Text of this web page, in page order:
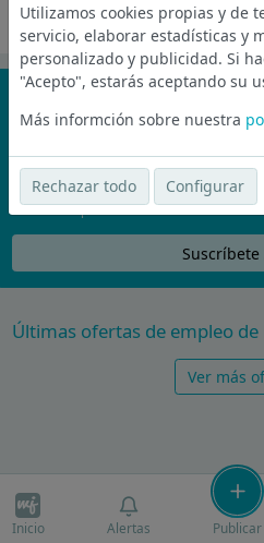
¡No te pierdas nada!
Únete a la comunidad de wijobs
ofertas de empleo
Nunca compartiremos tu email con
Suscríbete
Últimas ofertas de empleo
Ver más
Inicio Alertas Publicar
Utilizamos cookies propias y de
servicio, elaborar estadísticas y
personalizado y publicidad. Si
"Acepto", estarás aceptando su
Más informción sobre nuestra
Rechazar todo Configurar